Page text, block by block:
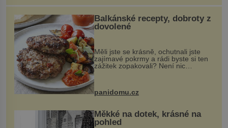
Balkánské recepty, dobroty z
dovolené
Měli jste se krásně, ochutnali jste
zajímavé pokrmy a rádi byste si ten
zážitek zopakovali? Není nic
snazšího. Pljeskavica (10 porcí)
Možná jste ji ochutnali na dovolené v
panidomu.cz
Měkké na dotek, krásné na
pohled